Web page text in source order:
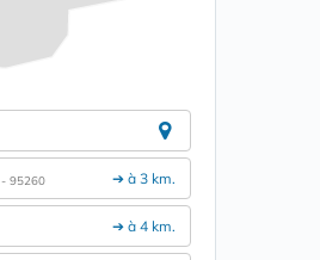
➔ à 3 km.
- 95260
➔ à 4 km.